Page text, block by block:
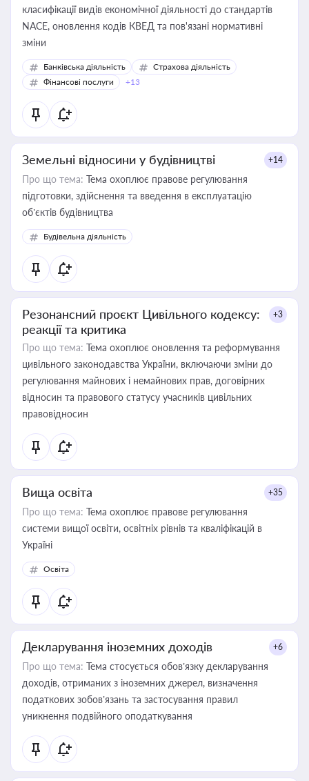
класифікації видів економічної діяльності до стандартів
NACE, оновлення кодів КВЕД та пов'язані нормативні
зміни
Банківська діяльність
Страхова діяльність
Фінансові послуги
+13
Земельні відносини у будівництві +14
Про що тема: Тема охоплює правове регулювання
підготовки, здійснення та введення в експлуатацію
об’єктів будівництва
Будівельна діяльність
Резонансний проєкт Цивільного кодексу:
реакції та критика
+3
Про що тема: Тема охоплює оновлення та реформування
цивільного законодавства України, включаючи зміни до
регулювання майнових і немайнових прав, договірних
відносин та правового статусу учасників цивільних
правовідносин
Вища освіта +35
Про що тема: Тема охоплює правове регулювання
системи вищої освіти, освітніх рівнів та кваліфікацій в
Україні
Освіта
Декларування іноземних доходів +6
Про що тема: Тема стосується обов’язку декларування
доходів, отриманих з іноземних джерел, визначення
податкових зобов’язань та застосування правил
уникнення подвійного оподаткування